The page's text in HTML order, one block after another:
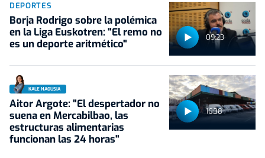
09:23
DEPORTES
Borja Rodrigo sobre la polémica
en la Liga Euskotren: "El remo no
es un deporte aritmético"
16:38
KALE NAGUSIA
Aitor Argote: "El despertador no
suena en Mercabilbao, las
estructuras alimentarias
funcionan las 24 horas"